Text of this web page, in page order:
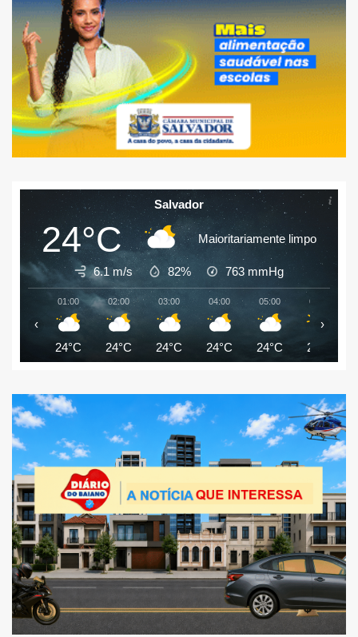
Salvador
24°C Maioritariamente limpo
6.1 m/s 82% 763 mmHg
01:00
24°C
02:00
24°C
03:00
24°C
04:00
24°C
05:00
24°C
06:00
24°C
‹ ›